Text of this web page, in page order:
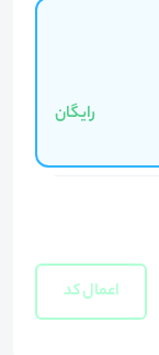
رایگان
اعمال کد